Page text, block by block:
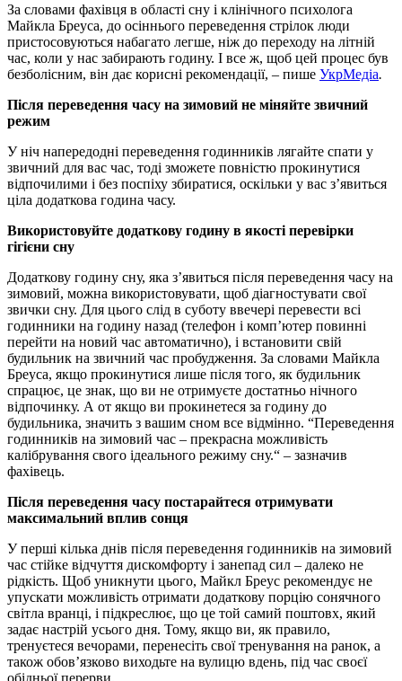
За словами фахівця в області сну і клінічного психолога
Майкла Бреуса, до осіннього переведення стрілок люди
пристосовуються набагато легше, ніж до переходу на літній
час, коли у нас забирають годину. І все ж, щоб цей процес був
безболісним, він дає корисні рекомендації, – пише УкрМедіа.
Після переведення часу на зимовий не міняйте звичний
режим
У ніч напередодні переведення годинників лягайте спати у
звичний для вас час, тоді зможете повністю прокинутися
відпочилими і без поспіху збиратися, оскільки у вас з’явиться
ціла додаткова година часу.
Використовуйте додаткову годину в якості перевірки
гігієни сну
Додаткову годину сну, яка з’явиться після переведення часу на
зимовий, можна використовувати, щоб діагностувати свої
звички сну. Для цього слід в суботу ввечері перевести всі
годинники на годину назад (телефон і комп’ютер повинні
перейти на новий час автоматично), і встановити свій
будильник на звичний час пробудження. За словами Майкла
Бреуса, якщо прокинутися лише після того, як будильник
спрацює, це знак, що ви не отримуєте достатньо нічного
відпочинку. А от якщо ви прокинетеся за годину до
будильника, значить з вашим сном все відмінно. “Переведення
годинників на зимовий час – прекрасна можливість
калібрування свого ідеального режиму сну.“ – зазначив
фахівець.
Після переведення часу постарайтеся отримувати
максимальний вплив сонця
У перші кілька днів після переведення годинників на зимовий
час стійке відчуття дискомфорту і занепад сил – далеко не
рідкість. Щоб уникнути цього, Майкл Бреус рекомендує не
упускати можливість отримати додаткову порцію сонячного
світла вранці, і підкреслює, що це той самий поштовх, який
задає настрій усього дня. Тому, якщо ви, як правило,
тренуєтеся вечорами, перенесіть свої тренування на ранок, а
також обов’язково виходьте на вулицю вдень, під час своєї
обідньої перерви.